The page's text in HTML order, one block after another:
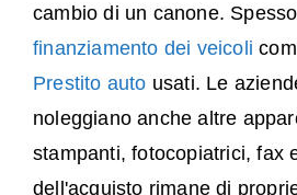
cambio di un canone. Spesso
finanziamento dei veicoli
Prestito auto usati. Le
noleggiano anche altre
stampanti, fotocopiatrici, fax
dell'acquisto rimane di